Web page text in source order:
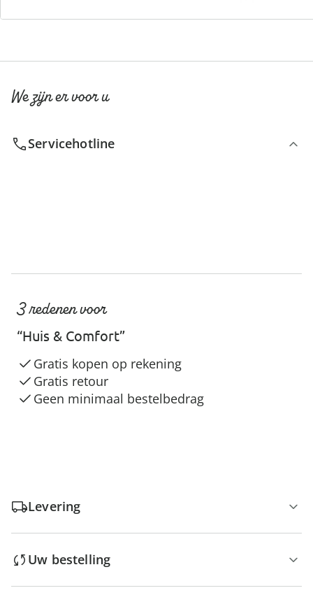
We zijn er voor u
Servicehotline
3 redenen voor
“Huis & Comfort”
Gratis kopen op rekening
Gratis retour
Geen minimaal bestelbedrag
Levering
Uw bestelling